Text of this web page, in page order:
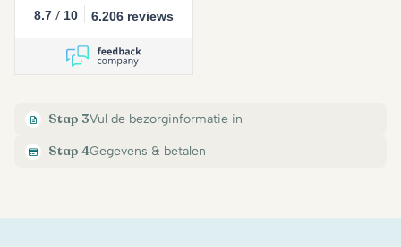
8.7 / 10 6.206 reviews
Stap 3Vul de bezorginformatie in
Stap 4Gegevens & betalen